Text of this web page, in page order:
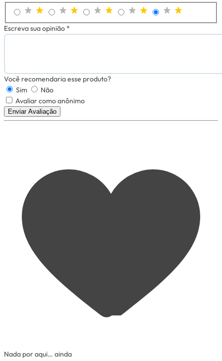
Escreva sua opinião *
Você recomendaria esse produto?
Sim
Não
Avaliar como anônimo
Enviar Avaliação
Nada por aqui… ainda